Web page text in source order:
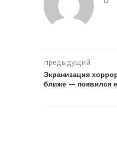
предыдущий
Экранизация
ближе — появился